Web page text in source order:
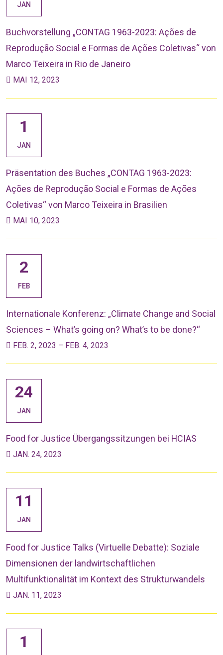
JAN
Buchvorstellung „CONTAG 1963-2023: Ações de
Reprodução Social e Formas de Ações Coletivas“ von
Marco Teixeira in Rio de Janeiro
MAI 12, 2023
1
JAN
Präsentation des Buches „CONTAG 1963-2023:
Ações de Reprodução Social e Formas de Ações
Coletivas“ von Marco Teixeira in Brasilien
MAI 10, 2023
2
FEB
Internationale Konferenz: „Climate Change and Social
Sciences – What’s going on? What’s to be done?“
FEB. 2, 2023 – FEB. 4, 2023
24
JAN
Food for Justice Übergangssitzungen bei HCIAS
JAN. 24, 2023
11
JAN
Food for Justice Talks (Virtuelle Debatte): Soziale
Dimensionen der landwirtschaftlichen
Multifunktionalität im Kontext des Strukturwandels
JAN. 11, 2023
1